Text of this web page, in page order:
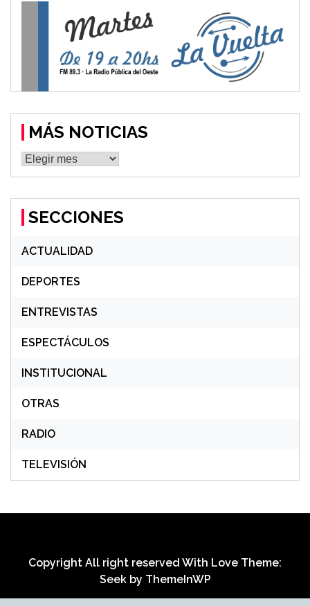
MÁS NOTICIAS
MÁS
NOTICIAS
SECCIONES
ACTUALIDAD
DEPORTES
ENTREVISTAS
ESPECTÁCULOS
INSTITUCIONAL
OTRAS
RADIO
TELEVISIÓN
Copyright All right reserved With Love Theme:
Seek by ThemeInWP